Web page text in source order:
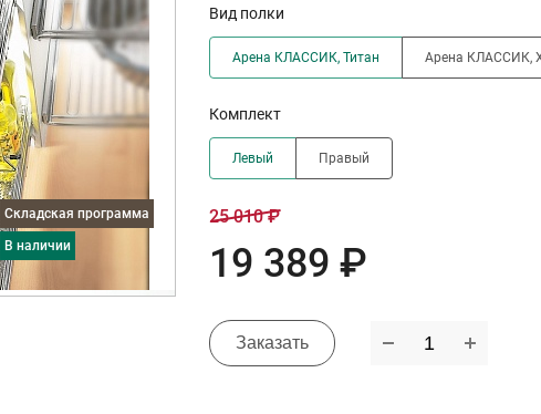
Складская программа
в наличии
Вид полки
Арена КЛАССИК, Титан Арена КЛАССИК,
Комплект
Левый Правый
25 010 ₽
19 389 ₽
Заказать